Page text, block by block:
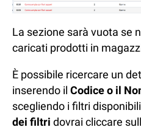
La sezione sarà vuota se
caricati prodotti in
È possibile ricercare un
inserendo il Codice o il
scegliendo i filtri
dei filtri dovrai cliccare